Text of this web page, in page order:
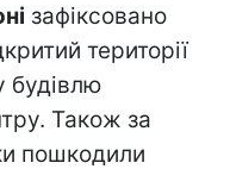
зафіксовано
території
будівлю
Також за
пошкодили